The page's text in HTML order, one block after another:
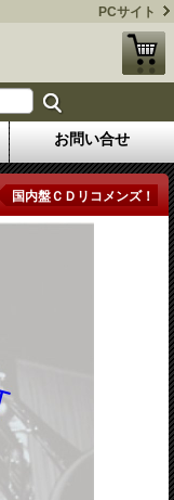
PCサイト
お問い合せ
国内盤ＣＤリコメンズ！